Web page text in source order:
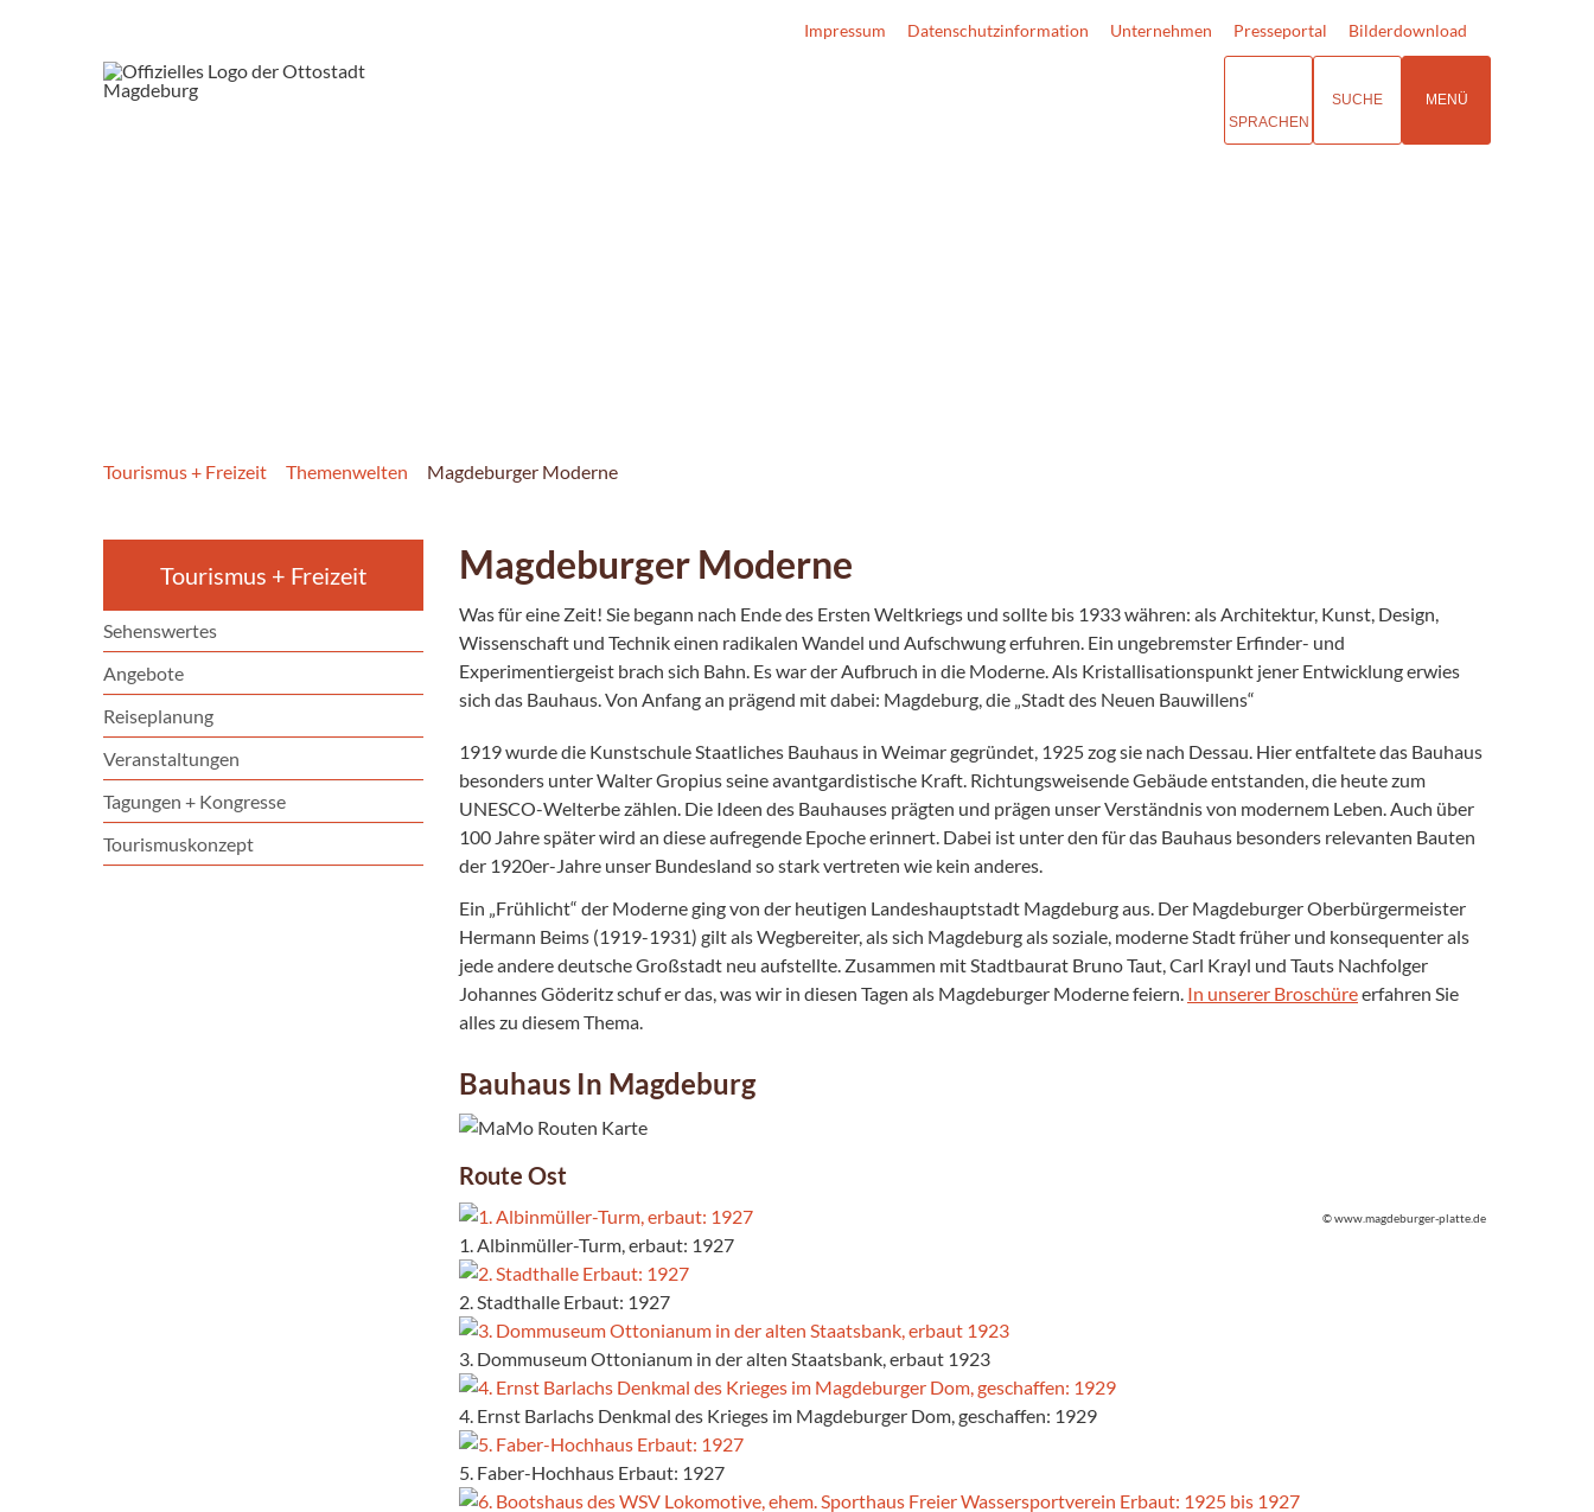
Impressum Datenschutzinformation Unternehmen Presseportal Bilderdownload
SPRACHEN
SUCHE MENÜ
Tourismus + Freizeit Themenwelten Magdeburger Moderne
Tourismus + Freizeit
Sehenswertes
Angebote
Reiseplanung
Veranstaltungen
Tagungen + Kongresse
Tourismuskonzept
Magdeburger Moderne
Was für eine Zeit! Sie begann nach Ende des Ersten Weltkriegs und sollte bis 1933 währen: als Architektur, Kunst, Design,
Wissenschaft und Technik einen radikalen Wandel und Aufschwung erfuhren. Ein ungebremster Erfinder- und
Experimentiergeist brach sich Bahn. Es war der Aufbruch in die Moderne. Als Kristallisationspunkt jener Entwicklung erwies
sich das Bauhaus. Von Anfang an prägend mit dabei: Magdeburg, die „Stadt des Neuen Bauwillens“
1919 wurde die Kunstschule Staatliches Bauhaus in Weimar gegründet, 1925 zog sie nach Dessau. Hier entfaltete das Bauhaus
besonders unter Walter Gropius seine avantgardistische Kraft. Richtungsweisende Gebäude entstanden, die heute zum
UNESCO-Welterbe zählen. Die Ideen des Bauhauses prägten und prägen unser Verständnis von modernem Leben. Auch über
100 Jahre später wird an diese aufregende Epoche erinnert. Dabei ist unter den für das Bauhaus besonders relevanten Bauten
der 1920er-Jahre unser Bundesland so stark vertreten wie kein anderes.
Ein „Frühlicht“ der Moderne ging von der heutigen Landeshauptstadt Magdeburg aus. Der Magdeburger Oberbürgermeister
Hermann Beims (1919-1931) gilt als Wegbereiter, als sich Magdeburg als soziale, moderne Stadt früher und konsequenter als
jede andere deutsche Großstadt neu aufstellte. Zusammen mit Stadtbaurat Bruno Taut, Carl Krayl und Tauts Nachfolger
Johannes Göderitz schuf er das, was wir in diesen Tagen als Magdeburger Moderne feiern. In unserer Broschüreerfahren Sie
alles zu diesem Thema.
Bauhaus In Magdeburg
Route Ost
© www.magdeburger-platte.de
1. Albinmüller-Turm, erbaut: 1927
2. Stadthalle Erbaut: 1927
3. Dommuseum Ottonianum in der alten Staatsbank, erbaut 1923
4. Ernst Barlachs Denkmal des Krieges im Magdeburger Dom, geschaffen: 1929
5. Faber-Hochhaus Erbaut: 1927